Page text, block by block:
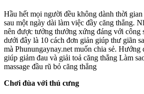
Hầu hết mọi người đều không dành thời
sau một ngày dài làm việc đầy căng thẳng.
nên được tưởng thưởng xứng đáng với công
dưới đây là 10 cách đơn giản giúp thư giãn
mà Phunungaynay.net muốn chia sẻ. Hướng
giúp giảm đau và giải toả căng thẳng Làm
massage đầu rũ bỏ căng thẳng
Chơi đùa với thú cưng